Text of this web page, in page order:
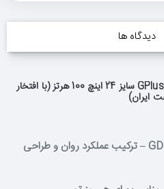
دیدگاه ها
مانیتور جی پلاس GPlus GDM-248CS سایز 24 اینچ 100 هرتز (با افتخار
ایران)
مانیتور جی‌پلاس مدل GDM-248CS – ترکیب عملکرد روان و طراحی